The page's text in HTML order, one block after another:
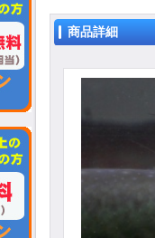
商品詳細